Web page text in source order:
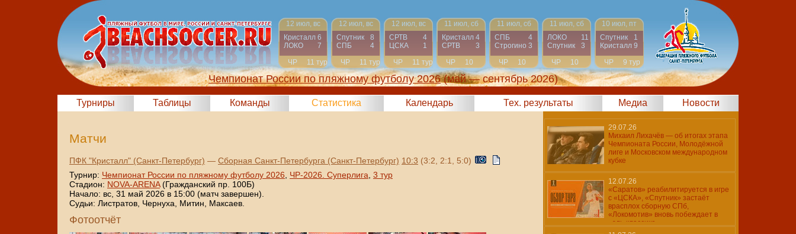
12 июл, вс
Кристалл 6
ЛОКО
7
ЧР
11 тур
12 июл, вс
Спутник
8
СПБ
4
ЧР
11 тур
12 июл, вс
СРТВ
4
ЦСКА
1
ЧР
11 тур
11 июл, сб
Кристалл 4
СРТВ
3
ЧР
10
тур
11 июл, сб
СПБ
4
Строгино 3
ЧР
10
тур
11 июл, сб
ЛОКО
11
Спутник
3
ЧР
10
тур
10 июл, пт
Спутник
1
Кристалл 9
ЧР
9 тур
Чемпионат России по пляжному футболу 2026 (май — сентябрь 2026)
Турниры Таблицы Команды Статистика Календарь Тех. результаты Медиа Новости
Матчи
ПФК "Кристалл" (Санкт-Петербург) — Сборная Санкт-Петербурга (Санкт-Петербург) 10:3 (3:2, 2:1, 5:0)
Турнир: Чемпионат России по пляжному футболу 2026 ЧР-2026. Суперлига 3 тур
Стадион: NOVA-ARENA(Гражданский пр. 100Б)
Начало: вс, 31 май 2026 в 15:00 (матч завершен).
Судьи: Листратов, Чернуха, Митин, Максаев.
Фотоотчёт
29.07.26
Михаил Лихачёв — об итогах этапа
Чемпионата России, Молодёжной
лиге и Московском международном
кубке
12.07.26
«Саратов» реабилитируется в игре
с «ЦСКА», «Спутник» застаёт
врасплох сборную СПб,
«Локомотив» вновь побеждает в
«эль-классико»